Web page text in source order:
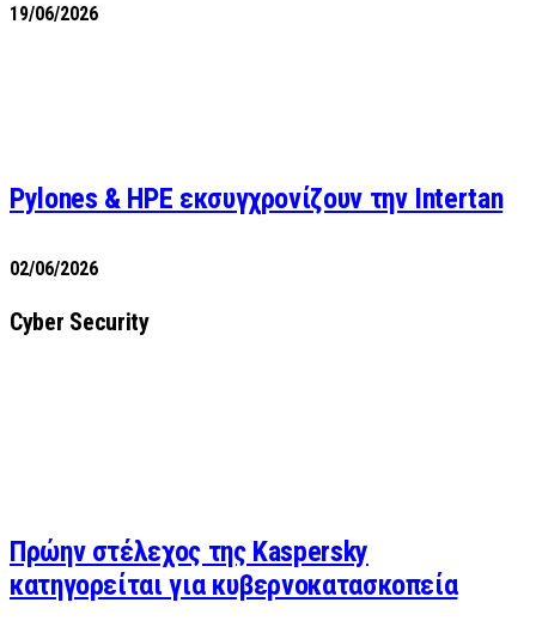
19/06/2026
Pylones & HPE εκσυγχρονίζουν την Intertan
02/06/2026
Cyber Security
Πρώην στέλεχος της Kaspersky
κατηγορείται για κυβερνοκατασκοπεία